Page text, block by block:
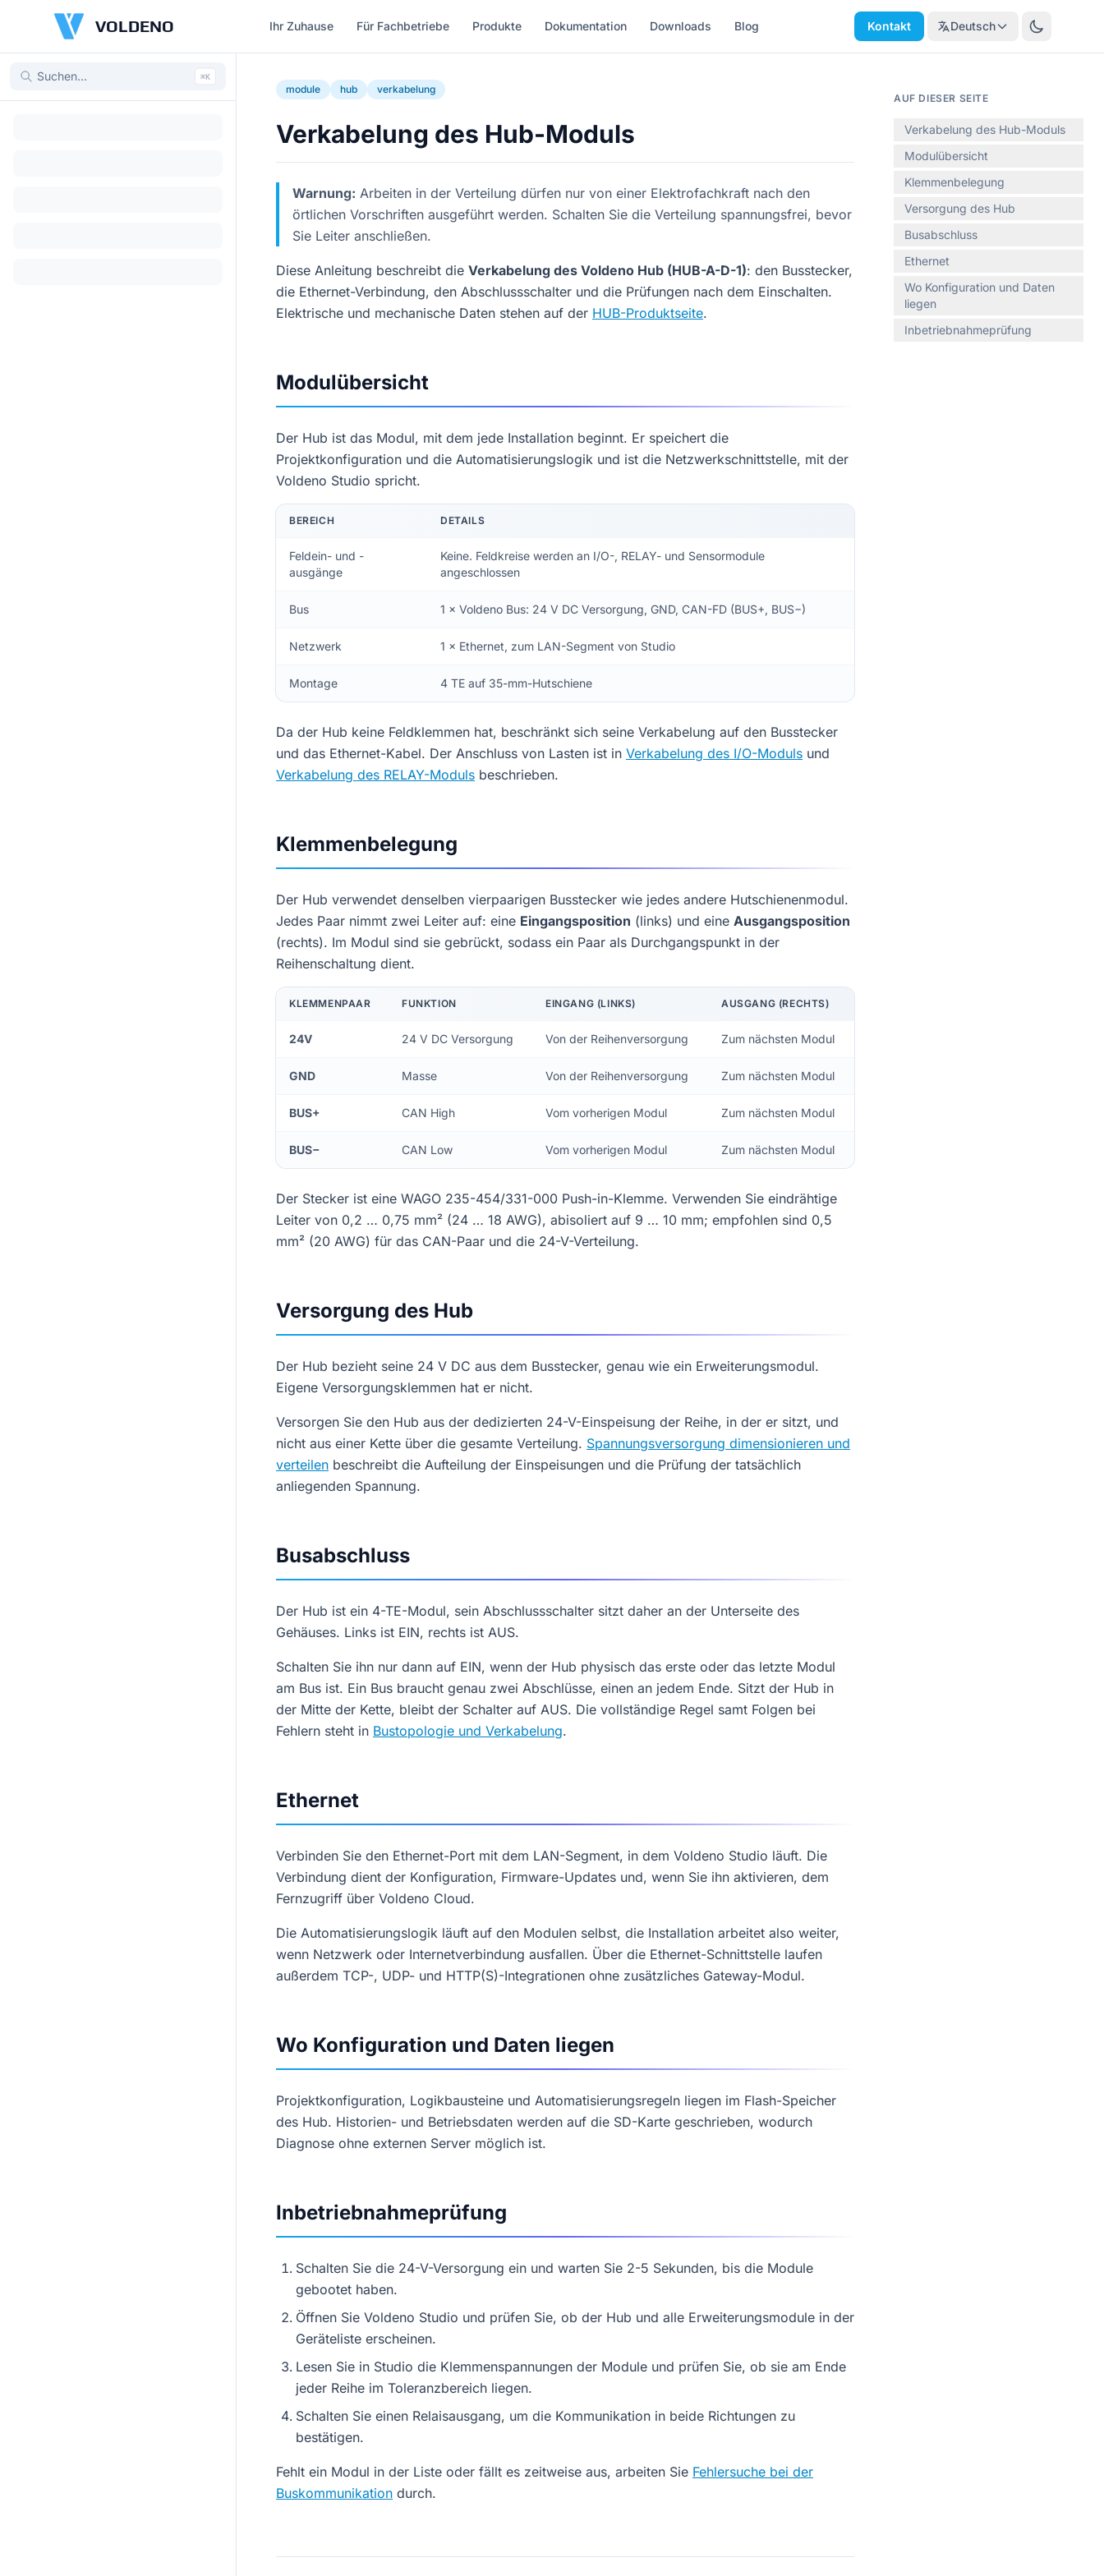
VOLDENO Ihr Zuhause Für Fachbetriebe Produkte Dokumentation Downloads Blog Kontakt Deutsch
⌘K
module hub verkabelung
Verkabelung des Hub-Moduls
Warnung: Arbeiten in der Verteilung dürfen nur von einer Elektrofachkraft nach den
örtlichen Vorschriften ausgeführt werden. Schalten Sie die Verteilung spannungsfrei, bevor
Sie Leiter anschließen.
Diese Anleitung beschreibt die Verkabelung des Voldeno Hub (HUB-A-D-1): den Busstecker,
die Ethernet-Verbindung, den Abschlussschalter und die Prüfungen nach dem Einschalten.
Elektrische und mechanische Daten stehen auf der HUB-Produktseite.
Modulübersicht
Der Hub ist das Modul, mit dem jede Installation beginnt. Er speichert die
Projektkonfiguration und die Automatisierungslogik und ist die Netzwerkschnittstelle, mit der
Voldeno Studio spricht.
BEREICH DETAILS
Feldein- und -
ausgänge
Keine. Feldkreise werden an I/O-, RELAY- und Sensormodule
angeschlossen
Bus 1 × Voldeno Bus: 24 V DC Versorgung, GND, CAN-FD (BUS+, BUS−)
Netzwerk 1 × Ethernet, zum LAN-Segment von Studio
Montage 4 TE auf 35-mm-Hutschiene
Da der Hub keine Feldklemmen hat, beschränkt sich seine Verkabelung auf den Busstecker
und das Ethernet-Kabel. Der Anschluss von Lasten ist in Verkabelung des I/O-Moduls und
Verkabelung des RELAY-Moduls beschrieben.
Klemmenbelegung
Der Hub verwendet denselben vierpaarigen Busstecker wie jedes andere Hutschienenmodul.
Jedes Paar nimmt zwei Leiter auf: eine Eingangsposition (links) und eine Ausgangsposition
(rechts). Im Modul sind sie gebrückt, sodass ein Paar als Durchgangspunkt in der
Reihenschaltung dient.
KLEMMENPAAR FUNKTION EINGANG (LINKS) AUSGANG (RECHTS)
24V 24 V DC Versorgung Von der Reihenversorgung Zum nächsten Modul
GND Masse Von der Reihenversorgung Zum nächsten Modul
BUS+ CAN High Vom vorherigen Modul Zum nächsten Modul
BUS− CAN Low Vom vorherigen Modul Zum nächsten Modul
Der Stecker ist eine WAGO 235-454/331-000 Push-in-Klemme. Verwenden Sie eindrähtige
Leiter von 0,2 … 0,75 mm² (24 … 18 AWG), abisoliert auf 9 … 10 mm; empfohlen sind 0,5
mm² (20 AWG) für das CAN-Paar und die 24-V-Verteilung.
Versorgung des Hub
Der Hub bezieht seine 24 V DC aus dem Busstecker, genau wie ein Erweiterungsmodul.
Eigene Versorgungsklemmen hat er nicht.
Versorgen Sie den Hub aus der dedizierten 24-V-Einspeisung der Reihe, in der er sitzt, und
nicht aus einer Kette über die gesamte Verteilung. Spannungsversorgung dimensionieren und
verteilen beschreibt die Aufteilung der Einspeisungen und die Prüfung der tatsächlich
anliegenden Spannung.
Busabschluss
Der Hub ist ein 4-TE-Modul, sein Abschlussschalter sitzt daher an der Unterseite des
Gehäuses. Links ist EIN, rechts ist AUS.
Schalten Sie ihn nur dann auf EIN, wenn der Hub physisch das erste oder das letzte Modul
am Bus ist. Ein Bus braucht genau zwei Abschlüsse, einen an jedem Ende. Sitzt der Hub in
der Mitte der Kette, bleibt der Schalter auf AUS. Die vollständige Regel samt Folgen bei
Fehlern steht in Bustopologie und Verkabelung.
Ethernet
Verbinden Sie den Ethernet-Port mit dem LAN-Segment, in dem Voldeno Studio läuft. Die
Verbindung dient der Konfiguration, Firmware-Updates und, wenn Sie ihn aktivieren, dem
Fernzugriff über Voldeno Cloud.
Die Automatisierungslogik läuft auf den Modulen selbst, die Installation arbeitet also weiter,
wenn Netzwerk oder Internetverbindung ausfallen. Über die Ethernet-Schnittstelle laufen
außerdem TCP-, UDP- und HTTP(S)-Integrationen ohne zusätzliches Gateway-Modul.
Wo Konfiguration und Daten liegen
Projektkonfiguration, Logikbausteine und Automatisierungsregeln liegen im Flash-Speicher
des Hub. Historien- und Betriebsdaten werden auf die SD-Karte geschrieben, wodurch
Diagnose ohne externen Server möglich ist.
Inbetriebnahmeprüfung
Schalten Sie die 24-V-Versorgung ein und warten Sie 2-5 Sekunden, bis die Module
gebootet haben.
Öffnen Sie Voldeno Studio und prüfen Sie, ob der Hub und alle Erweiterungsmodule in der
Geräteliste erscheinen.
Lesen Sie in Studio die Klemmenspannungen der Module und prüfen Sie, ob sie am Ende
jeder Reihe im Toleranzbereich liegen.
Schalten Sie einen Relaisausgang, um die Kommunikation in beide Richtungen zu
bestätigen.
Fehlt ein Modul in der Liste oder fällt es zeitweise aus, arbeiten Sie Fehlersuche bei der
Buskommunikation durch.
AUF DIESER SEITE
Verkabelung des Hub-Moduls
Modulübersicht
Klemmenbelegung
Versorgung des Hub
Busabschluss
Ethernet
Wo Konfiguration und Daten
liegen
Inbetriebnahmeprüfung